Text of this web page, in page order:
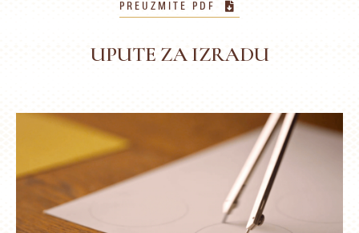
PREUZMITE PDF
UPUTE ZA IZRADU